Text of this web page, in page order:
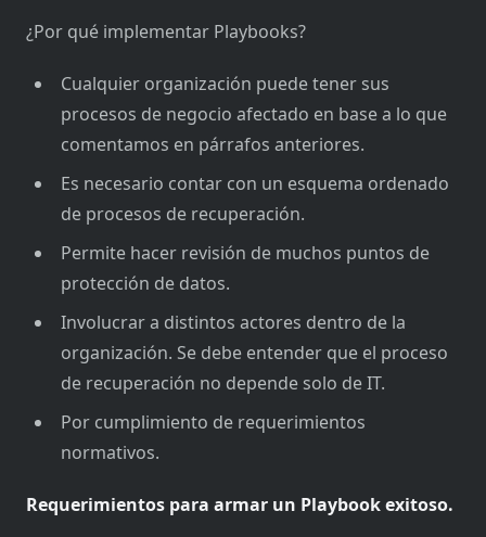
¿Por qué implementar Playbooks?
Cualquier organización puede tener sus
procesos de negocio afectado en base a lo que
comentamos en párrafos anteriores.
Es necesario contar con un esquema ordenado
de procesos de recuperación.
Permite hacer revisión de muchos puntos de
protección de datos.
Involucrar a distintos actores dentro de la
organización. Se debe entender que el proceso
de recuperación no depende solo de IT.
Por cumplimiento de requerimientos
normativos.
Requerimientos para armar un Playbook exitoso.